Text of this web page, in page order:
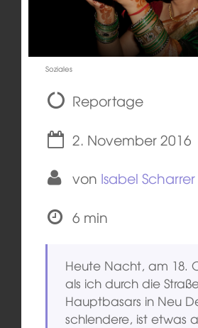
Soziales
Reportage
2. November 2016
von Isabel Scharrer
6 min
Heute Nacht, am 18.
als ich durch die
Hauptbasars in Neu
schlendere, ist etwas